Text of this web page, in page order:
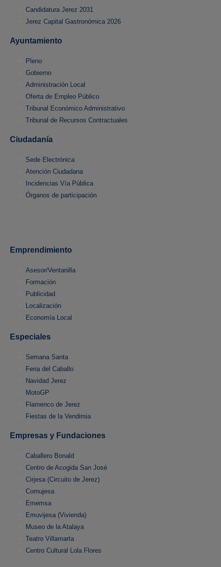
Candidatura Jerez 2031
Jerez Capital Gastronómica 2026
Ayuntamiento
Pleno
Gobierno
Administración Local
Oferta de Empleo Público
Tribunal Económico Administrativo
Tribunal de Recursos Contractuales
Ciudadanía
Sede Electrónica
Atención Ciudadana
Incidencias Vía Pública
Órganos de participación
Emprendimiento
Asesor/Ventanilla
Formación
Publicidad
Localización
Economía Local
Especiales
Semana Santa
Feria del Caballo
Navidad Jerez
MotoGP
Flamenco de Jerez
Fiestas de la Vendimia
Empresas y Fundaciones
Caballero Bonald
Centro de Acogida San José
Cirjesa (Circuito de Jerez)
Comujesa
Ememsa
Emuvijesa (Vivienda)
Museo de la Atalaya
Teatro Villamarta
Centro Cultural Lola Flores